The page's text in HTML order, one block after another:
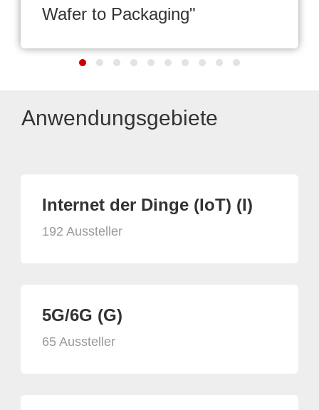
Wafer to Packaging"
Anwendungsgebiete
Internet der Dinge (IoT) (I)
192 Aussteller
5G/6G (G)
65 Aussteller